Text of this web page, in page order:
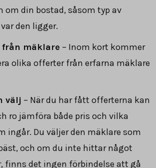
om din bostad, såsom typ av
den ligger.
från mäklare – Inom kort kommer
olika offerter från erfarna mäklare
välj – När du har fått offerterna kan
ro jämföra både pris och vilka
ingår. Du väljer den mäklare som
och om du inte hittar något
finns det ingen förbindelse att gå